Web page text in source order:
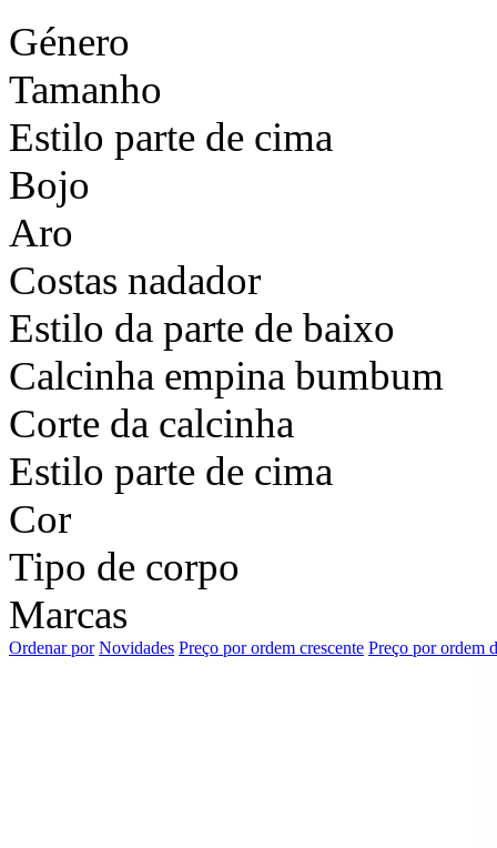
Género
Tamanho
Estilo parte de cima
Bojo
Aro
Costas nadador
Estilo da parte de baixo
Calcinha empina bumbum
Corte da calcinha
Estilo parte de cima
Cor
Tipo de corpo
Marcas
Ordenar por Novidades Preço por ordem crescente Preço por ordem